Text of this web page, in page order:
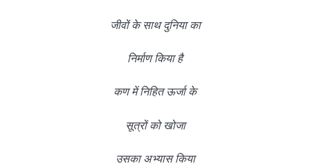
जीवों के साथ दुनिया का
निर्माण किया है
कण में निहित ऊर्जा के
सूत्रों को खोजा
उसका अभ्यास किया